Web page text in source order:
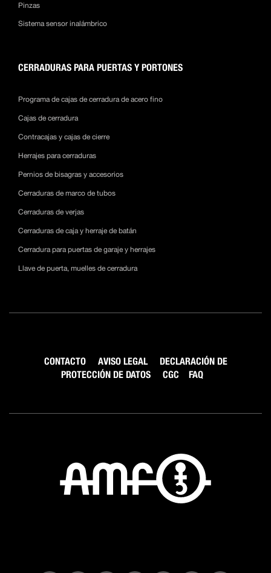
Pinzas
Sistema sensor inalámbrico
CERRADURAS PARA PUERTAS Y PORTONES
Programa de cajas de cerradura de acero fino
Cajas de cerradura
Contracajas y cajas de cierre
Herrajes para cerraduras
Pernios de bisagras y accesorios
Cerraduras de marco de tubos
Cerraduras de verjas
Cerraduras de caja y herraje de batán
Cerradura para puertas de garaje y herrajes
Llave de puerta, muelles de cerradura
CONTACTO AVISO LEGAL
DECLARACIÓN DE
PROTECCIÓN DE DATOS
CGC FAQ